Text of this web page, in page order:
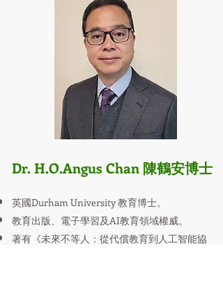
Dr. H.O.Angus Chan 陳鶴安博士
英國Durham University 教育博士。
教育出版、電子學習及AI教育領域權威。
著有《未來不等人：從代償教育到人工智能協